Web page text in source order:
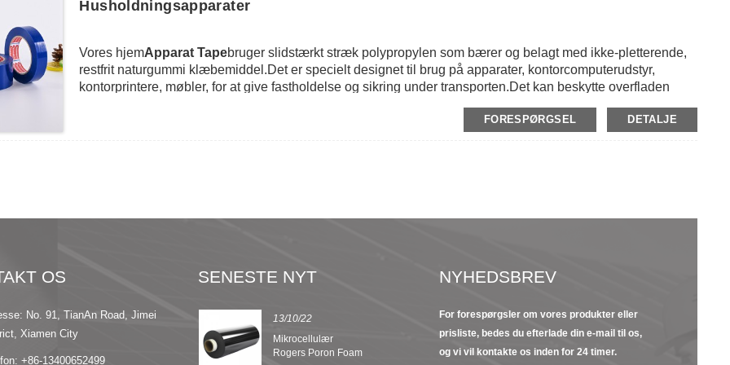
Husholdningsapparater
Vores hjemApparat Tapebruger slidstærkt stræk polypropylen som bærer og belagt med ikke-pletterende,
restfrit naturgummi klæbemiddel.Det er specielt designet til brug på apparater, kontorcomputerudstyr,
kontorprintere, møbler, for at give fastholdelse og sikring under transporten.Det kan beskytte overfladen
spænde fast og holde apparatet fast.Derudover kan den let pilles af uden at efterlade rester på
FORESPØRGSEL DETALJE
OS
No. 91, TianAn Road, Jimei
Xiamen City
+86-13400652499
SENESTE NYT
13/09/22
8 funktioner i Nomex
13/10/22
Mikrocellulær
Rogers Poron Foam
23/09/22
En kort introduktion
af Kapton Polyimi...
NYHEDSBREV
For forespørgsler om vores produkter eller
prisliste, bedes du efterlade din e-mail til os,
og vi vil kontakte os inden for 24 timer.